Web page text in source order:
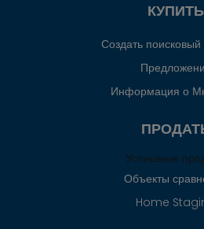
КУПИТЬ
Создать
Информация о
Успешные
Объекты
Home